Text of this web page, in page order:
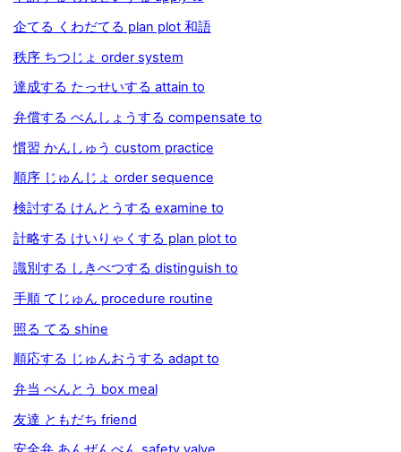
企てる くわだてる plan plot 和語
秩序 ちつじょ order system
達成する たっせいする attain to
弁償する べんしょうする compensate to
慣習 かんしゅう custom practice
順序 じゅんじょ order sequence
検討する けんとうする examine to
計略する けいりゃくする plan plot to
識別する しきべつする distinguish to
手順 てじゅん procedure routine
照る てる shine
順応する じゅんおうする adapt to
弁当 べんとう box meal
友達 ともだち friend